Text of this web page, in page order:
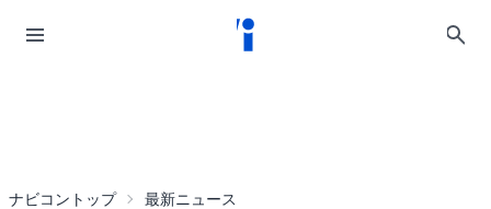
ナビコントップ 最新ニュース